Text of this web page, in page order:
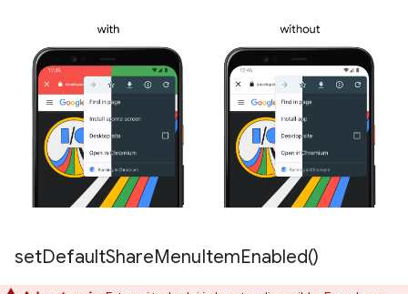
setDefaultShareMenuItemEnabled()